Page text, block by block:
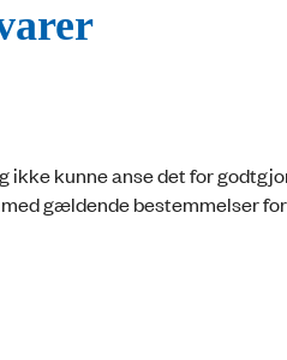
kunne anse det for
gældende bestemmelser for